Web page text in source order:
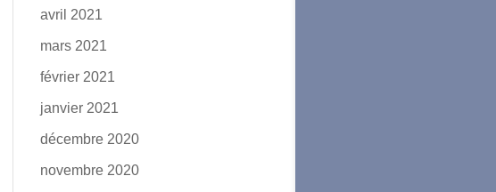
avril 2021
mars 2021
février 2021
janvier 2021
décembre 2020
novembre 2020